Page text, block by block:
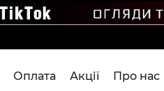
Оплата Акції Про нас